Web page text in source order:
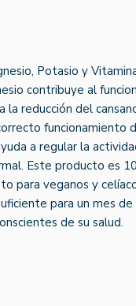
Potasio y
contribuye al
reducción del
funcionamiento
a regular la
Este producto es
para veganos y
para un mes de
de su salud.